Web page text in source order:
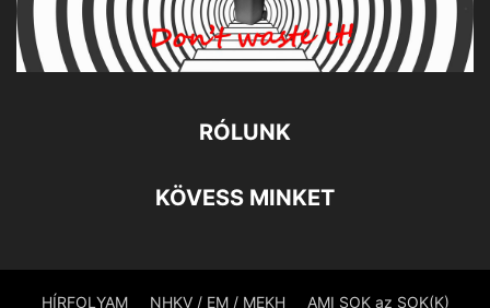
RÓLUNK
KÖVESS MINKET
HÍRFOLYAM NHKV / EM / MEKH AMI SOK az SOK(K)